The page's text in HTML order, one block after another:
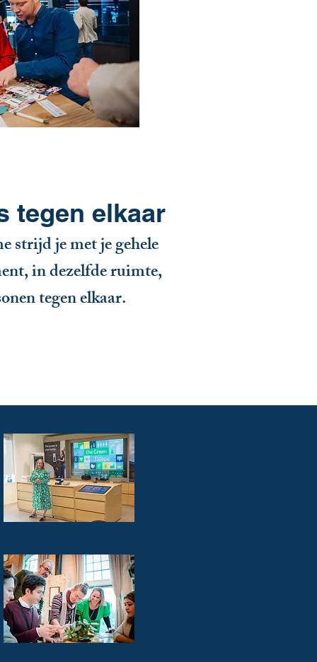
tegen elkaar
strijd je met je gehele
in dezelfde ruimte,
tegen elkaar.